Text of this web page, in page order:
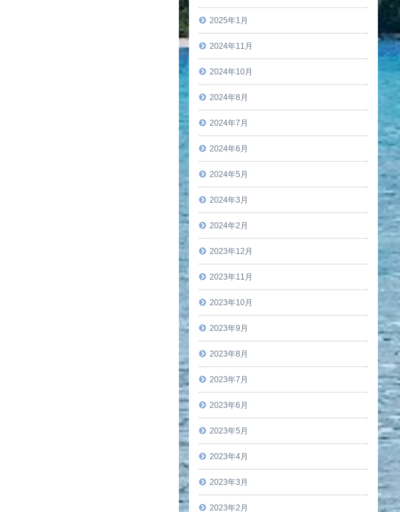
2025年1月
2024年11月
2024年10月
2024年8月
2024年7月
2024年6月
2024年5月
2024年3月
2024年2月
2023年12月
2023年11月
2023年10月
2023年9月
2023年8月
2023年7月
2023年6月
2023年5月
2023年4月
2023年3月
2023年2月